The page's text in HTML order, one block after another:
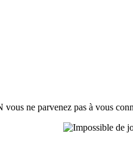
ne parvenez pas à vous